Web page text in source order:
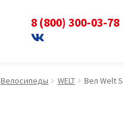
8 (800) 300-03-78
Велосипеды WELT Вел Welt